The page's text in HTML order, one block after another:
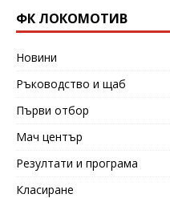
ФК ЛОКОМОТИВ
Новини
Ръководство и щаб
Първи отбор
Мач център
Резултати и програма
Класиране